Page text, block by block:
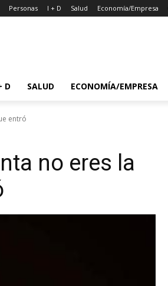
Personas I + D Salud Economía/Empresa
D SALUD ECONOMÍA/EMPRESA
entró
no eres la